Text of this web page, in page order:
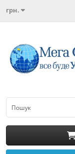
грн.